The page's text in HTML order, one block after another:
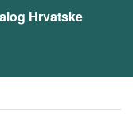
Hrvatske